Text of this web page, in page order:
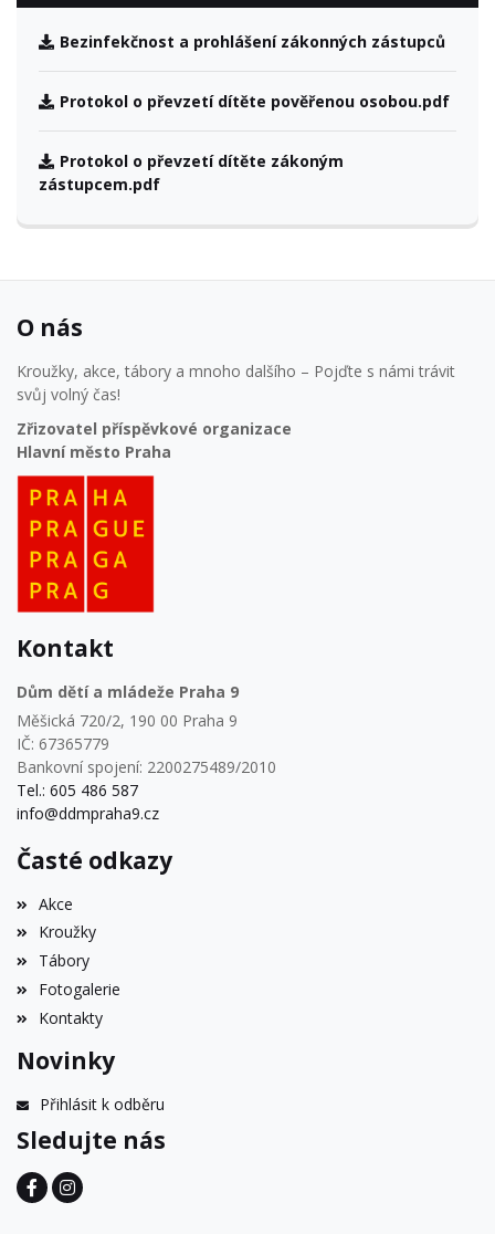
Bezinfekčnost a prohlášení zákonných zástupců
Protokol o převzetí dítěte pověřenou osobou.pdf
Protokol o převzetí dítěte zákoným
zástupcem.pdf
O nás
Kroužky, akce, tábory a mnoho dalšího – Pojďte s námi trávit
svůj volný čas!
Zřizovatel příspěvkové organizace
Hlavní město Praha
Kontakt
Dům dětí a mládeže Praha 9
Měšická 720/2, 190 00 Praha 9
IČ: 67365779
Bankovní spojení: 2200275489/2010
Tel.: 605 486 587
info@ddmpraha9.cz
Časté odkazy
Akce
Kroužky
Tábory
Fotogalerie
Kontakty
Novinky
Přihlásit k odběru
Sledujte nás